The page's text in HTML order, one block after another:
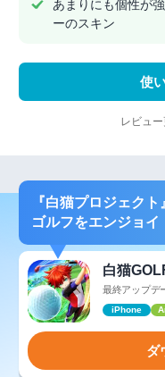
あまりにも個性が
ーのスキン
使
レビュ
『白猫プロジェク
ゴルフをエンジョイ
白猫
最終アップデ
iPhone
ダ